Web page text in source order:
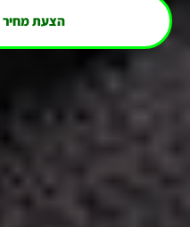
הצעת מחיר